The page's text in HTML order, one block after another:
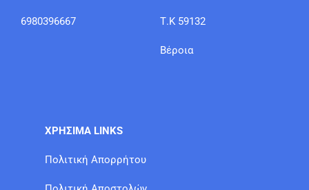
6980396667 Τ.Κ 59132
Βέροια
ΧΡΗΣΙΜΑ LINKS
Πολιτική Απορρήτου